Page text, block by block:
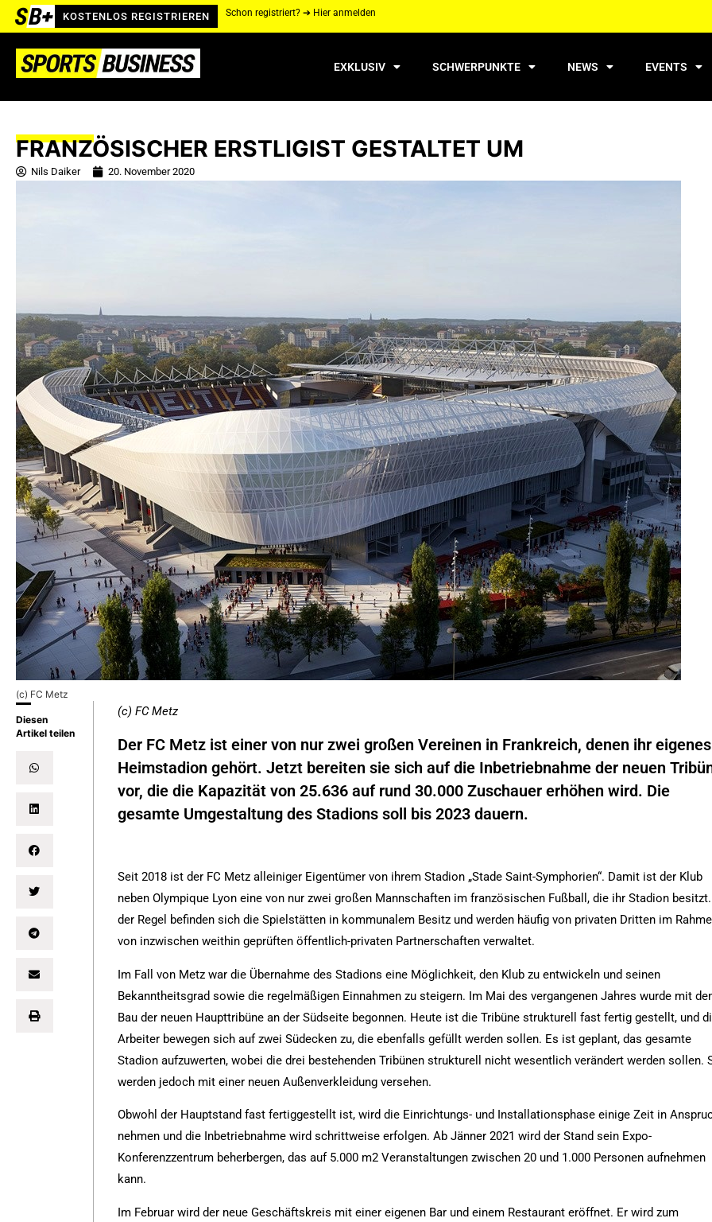
KOSTENLOS REGISTRIEREN Schon registriert? ➔ Hier anmelden
EXKLUSIV SCHWERPUNKTE NEWS EVENTS
FRANZÖSISCHER ERSTLIGIST GESTALTET UM
Nils Daiker 20. November 2020
(c) FC Metz
Diesen
Artikel teilen
(c) FC Metz
Der FC Metz ist einer von nur zwei großen Vereinen in Frankreich, denen ihr eigenes
Heimstadion gehört. Jetzt bereiten sie sich auf die Inbetriebnahme der neuen
vor, die die Kapazität von 25.636 auf rund 30.000 Zuschauer erhöhen wird. Die
gesamte Umgestaltung des Stadions soll bis 2023 dauern.
Seit 2018 ist der FC Metz alleiniger Eigentümer von ihrem Stadion „Stade Saint-Symphorien“. Damit ist der Klub
neben Olympique Lyon eine von nur zwei großen Mannschaften im französischen Fußball, die ihr Stadion
der Regel befinden sich die Spielstätten in kommunalem Besitz und werden häufig von privaten Dritten im
von inzwischen weithin geprüften öffentlich-privaten Partnerschaften verwaltet.
Im Fall von Metz war die Übernahme des Stadions eine Möglichkeit, den Klub zu entwickeln und seinen
Bekanntheitsgrad sowie die regelmäßigen Einnahmen zu steigern. Im Mai des vergangenen Jahres wurde mit
Bau der neuen Haupttribüne an der Südseite begonnen. Heute ist die Tribüne strukturell fast fertig gestellt, und
Arbeiter bewegen sich auf zwei Südecken zu, die ebenfalls gefüllt werden sollen. Es ist geplant, das gesamte
Stadion aufzuwerten, wobei die drei bestehenden Tribünen strukturell nicht wesentlich verändert werden sollen.
werden jedoch mit einer neuen Außenverkleidung versehen.
Obwohl der Hauptstand fast fertiggestellt ist, wird die Einrichtungs- und Installationsphase einige Zeit in
nehmen und die Inbetriebnahme wird schrittweise erfolgen. Ab Jänner 2021 wird der Stand sein Expo-
Konferenzzentrum beherbergen, das auf 5.000 m2 Veranstaltungen zwischen 20 und 1.000 Personen aufnehmen
kann.
Im Februar wird der neue Geschäftskreis mit einer eigenen Bar und einem Restaurant eröffnet. Er wird zum